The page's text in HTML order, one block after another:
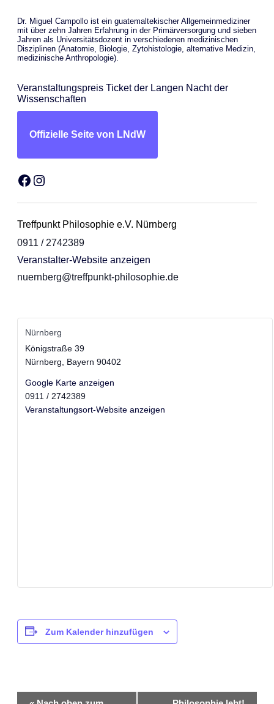
Dr. Miguel Campollo ist ein guatemaltekischer Allgemeinmediziner
mit über zehn Jahren Erfahrung in der Primärversorgung und sieben
Jahren als Universitätsdozent in verschiedenen medizinischen
Disziplinen (Anatomie, Biologie, Zytohistologie, alternative Medizin,
medizinische Anthropologie).
Veranstaltungspreis Ticket der Langen Nacht der
Wissenschaften
Offizielle Seite von LNdW
Facebook
Instagram
Treffpunkt Philosophie e.V. Nürnberg
0911 / 2742389
Veranstalter-Website anzeigen
nuernberg@treffpunkt-philosophie.de
Nürnberg
Königstraße 39
Nürnberg
Bayern 90402
Google Karte anzeigen
0911 / 2742389
Veranstaltungsort-Website anzeigen
Zum Kalender hinzufügen